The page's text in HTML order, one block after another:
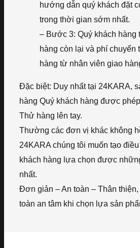
hướng dẫn quý khách đặt
trong thời gian sớm nhất.
– Bước 3: Quý khách hàng
hàng còn lại và phí chuyển
hàng từ nhân viên giao
Đặc biệt: Duy nhất tại 24KARA,
hàng Quý khách hàng được
Thử hàng lên tay.
Thường các đơn vị khác không
24KARA chúng tôi muốn tạo
khách hàng lựa chọn được
nhất.
Đơn giản – An toàn – Thân
toàn an tâm khi chọn lựa sản